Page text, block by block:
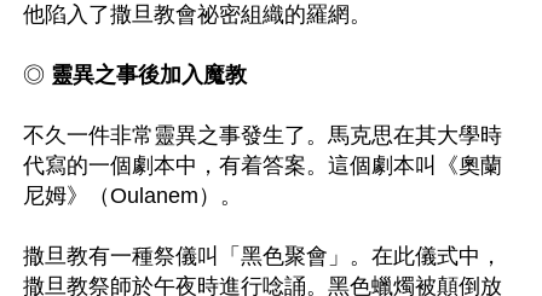
他陷入了撒旦教會祕密組織的羅網。
◎ 靈異之事後加入魔教
不久一件非常靈異之事發生了。馬克思在其大學時
代寫的一個劇本中，有着答案。這個劇本叫《奧蘭
尼姆》（Oulanem）。
撒旦教有一種祭儀叫「黑色聚會」。在此儀式中，
撒旦教祭師於午夜時進行唸誦。黑色蠟燭被顛倒放